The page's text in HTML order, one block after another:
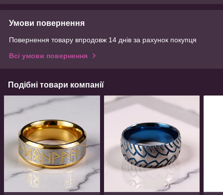
Умови повернення
Повернення товару впродовж 14 днів за рахунок покупця
Всі умови повернення
Подібні товари компанії